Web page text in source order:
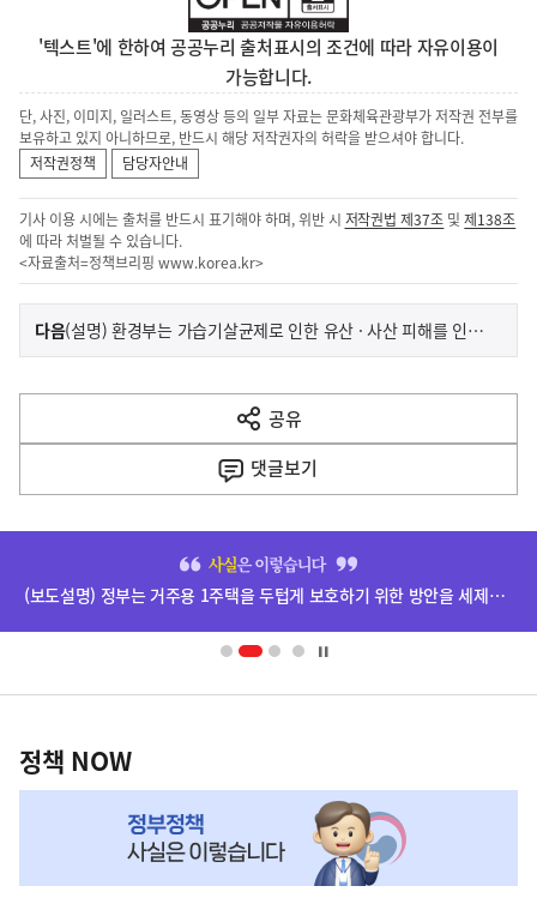
'텍스트'에 한하여 공공누리 출처표시의 조건에 따라 자유이용이
가능합니다.
단, 사진, 이미지, 일러스트, 동영상 등의 일부 자료는 문화체육관광부가 저작권 전부를
보유하고 있지 아니하므로, 반드시 해당 저작권자의 허락을 받으셔야 합니다.
저작권정책
담당자안내
기사 이용 시에는 출처를 반드시 표기해야 하며, 위반 시 저작권법 제37조 및제138조
에 따라 처벌될 수 있습니다.
<자료출처=정책브리핑 www.korea.kr>
이
전
다
음
다음기
사
(설명) 환경부는 가습기살균제로 인한 유산 · 사산 피해를 인정하고 있음
공유
열
기
댓글보기
영
책
NOW,
정책 NOW